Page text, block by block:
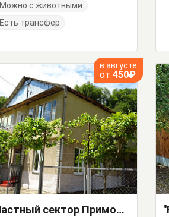
Можно с животными
Есть трансфер
в августе
от 450₽
Частный сектор Приморская 5